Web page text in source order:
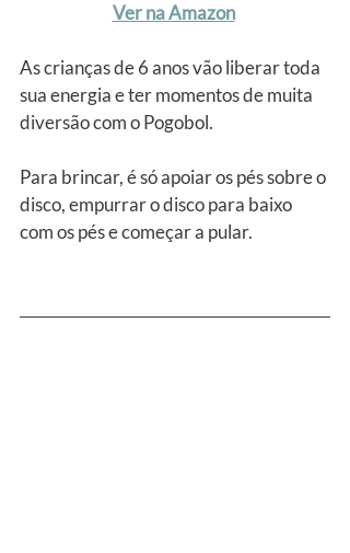
Ver na Amazon
As crianças de 6 anos vão liberar toda
sua energia e ter momentos de muita
diversão com o Pogobol.
Para brincar, é só apoiar os pés sobre o
disco, empurrar o disco para baixo
com os pés e começar a pular.